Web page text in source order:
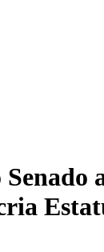
Senado